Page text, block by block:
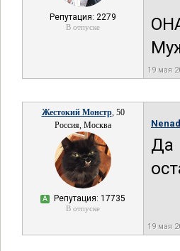
Репутация: 2279
В отпуске
19 мая
Жестокий Монстр, 50
Россия, Москва
А Репутация: 17735
В отпуске
Да
19 мая